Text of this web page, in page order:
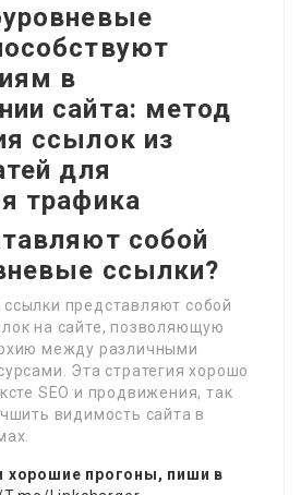
в
сайта: метод
ссылок из
для
трафика
собой
ссылки?
представляют собой
на сайте, позволяющую
между различными
Эта стратегия хорошо
SEO и продвижения, так
видимость сайта в
хорошие прогоны, пиши в